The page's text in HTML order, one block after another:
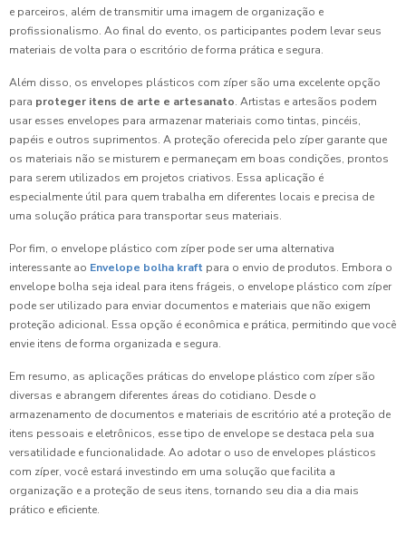
e parceiros, além de transmitir uma imagem de organização e
profissionalismo. Ao final do evento, os participantes podem levar seus
materiais de volta para o escritório de forma prática e segura.
Além disso, os envelopes plásticos com zíper são uma excelente opção
para proteger itens de arte e artesanato. Artistas e artesãos podem
usar esses envelopes para armazenar materiais como tintas, pincéis,
papéis e outros suprimentos. A proteção oferecida pelo zíper garante que
os materiais não se misturem e permaneçam em boas condições, prontos
para serem utilizados em projetos criativos. Essa aplicação é
especialmente útil para quem trabalha em diferentes locais e precisa de
uma solução prática para transportar seus materiais.
Por fim, o envelope plástico com zíper pode ser uma alternativa
interessante ao Envelope bolha kraft para o envio de produtos. Embora o
envelope bolha seja ideal para itens frágeis, o envelope plástico com zíper
pode ser utilizado para enviar documentos e materiais que não exigem
proteção adicional. Essa opção é econômica e prática, permitindo que você
envie itens de forma organizada e segura.
Em resumo, as aplicações práticas do envelope plástico com zíper são
diversas e abrangem diferentes áreas do cotidiano. Desde o
armazenamento de documentos e materiais de escritório até a proteção de
itens pessoais e eletrônicos, esse tipo de envelope se destaca pela sua
versatilidade e funcionalidade. Ao adotar o uso de envelopes plásticos
com zíper, você estará investindo em uma solução que facilita a
organização e a proteção de seus itens, tornando seu dia a dia mais
prático e eficiente.